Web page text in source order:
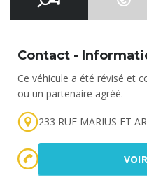
Contact -
Ce véhicule a été révisé et
ou un partenaire agréé.
233 RUE MARIUS ET